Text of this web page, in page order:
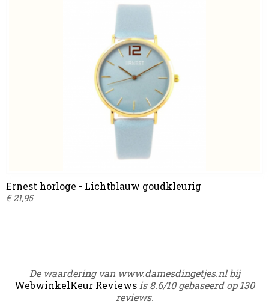
Ernest horloge - Lichtblauw goudkleurig
€ 21,95
De waardering van www.damesdingetjes.nl bij
WebwinkelKeur Reviews is 8.6/10 gebaseerd op 130
reviews.